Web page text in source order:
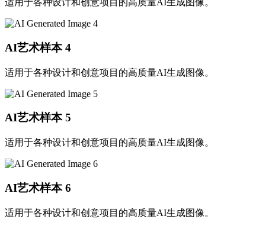
适用于各种设计和创意项目的高质量AI生成图像。
AI艺术样本 4
适用于各种设计和创意项目的高质量AI生成图像。
AI艺术样本 5
适用于各种设计和创意项目的高质量AI生成图像。
AI艺术样本 6
适用于各种设计和创意项目的高质量AI生成图像。